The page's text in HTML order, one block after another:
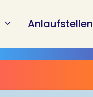
Anlaufstellen